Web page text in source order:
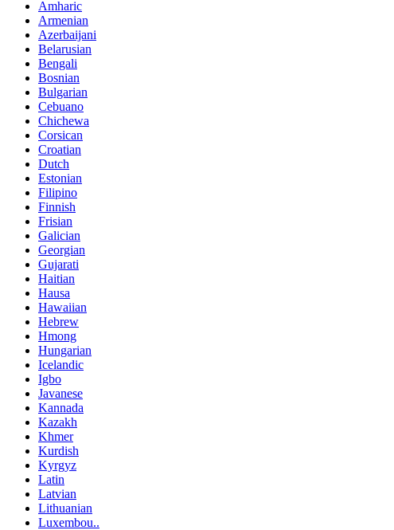
Amharic
Armenian
Azerbaijani
Belarusian
Bengali
Bosnian
Bulgarian
Cebuano
Chichewa
Corsican
Croatian
Dutch
Estonian
Filipino
Finnish
Frisian
Galician
Georgian
Gujarati
Haitian
Hausa
Hawaiian
Hebrew
Hmong
Hungarian
Icelandic
Igbo
Javanese
Kannada
Kazakh
Khmer
Kurdish
Kyrgyz
Latin
Latvian
Lithuanian
Luxembou..